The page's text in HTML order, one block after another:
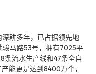
耕多年，已占据领先地
马路53号，拥有7025平
条流水生产线和47条全自
能更是达到8400万个，